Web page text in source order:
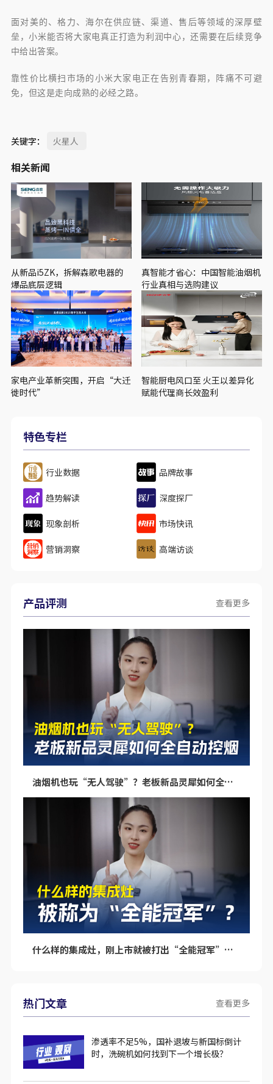
面对美的、格力、海尔在供应链、渠道、售后等领域的深厚壁
垒，小米能否将大家电真正打造为利润中心，还需要在后续竞争
中给出答案。
靠性价比横扫市场的小米大家电正在告别青春期，阵痛不可避
免，但这是走向成熟的必经之路。
关键字： 火星人
相关新闻
从新品i5ZK，拆解森歌电器的
爆品底层逻辑
真智能才省心：中国智能油烟机
行业真相与选购建议
家电产业革新突围，开启“大迁
徙时代”
智能厨电风口至 火王以差异化
赋能代理商长效盈利
特色专栏
行业数据 品牌故事
趋势解读 深度探厂
现象剖析 市场快讯
营销洞察 高端访谈
产品评测 查看更多
油烟机也玩“无人驾驶”？老板新品灵犀如何全自动控烟
什么样的集成灶，刚上市就被打出“全能冠军”的标签呢？
热门文章 查看更多
渗透率不足5%，国补退坡与新国标倒计
时，洗碗机如何找到下一个增长极？